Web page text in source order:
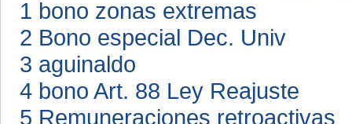
1 bono zonas extremas
2 Bono especial Dec. Univ
3 aguinaldo
4 bono Art. 88 Ley Reajuste
5 Remuneraciones retroactivas